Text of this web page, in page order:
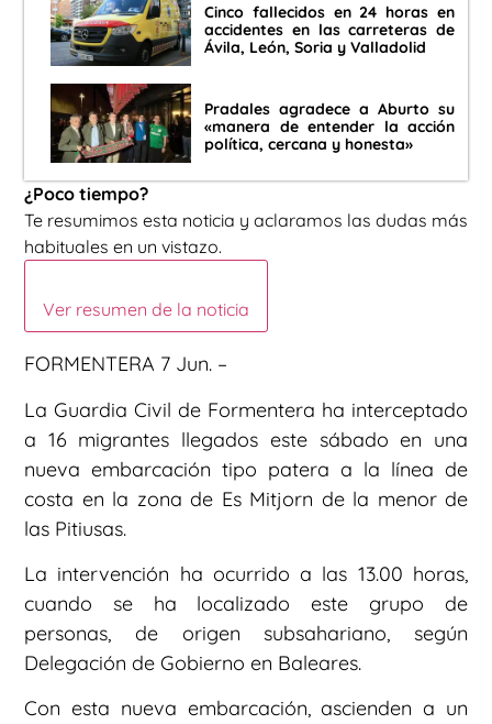
Cinco fallecidos en 24 horas en
accidentes en las carreteras de
Ávila, León, Soria y Valladolid
Pradales agradece a Aburto su
«manera de entender la acción
política, cercana y honesta»
¿Poco tiempo?
Te resumimos esta noticia y aclaramos las dudas más
habituales en un vistazo.
Ver resumen de la noticia
FORMENTERA 7 Jun. –
La Guardia Civil de Formentera ha interceptado
a 16 migrantes llegados este sábado en una
nueva embarcación tipo patera a la línea de
costa en la zona de Es Mitjorn de la menor de
las Pitiusas.
La intervención ha ocurrido a las 13.00 horas,
cuando se ha localizado este grupo de
personas, de origen subsahariano, según
Delegación de Gobierno en Baleares.
Con esta nueva embarcación, ascienden a un